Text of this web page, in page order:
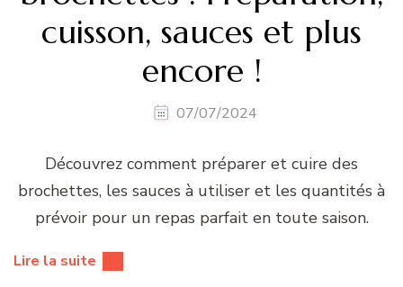
cuisson, sauces et plus
encore !
07/07/2024
Découvrez comment préparer et cuire des
brochettes, les sauces à utiliser et les quantités à
prévoir pour un repas parfait en toute saison.
Lire la suite